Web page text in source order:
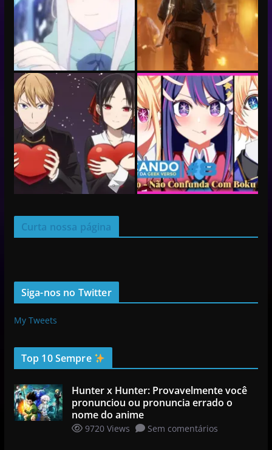
Curta nossa página
Siga-nos no Twitter
My Tweets
Top 10 Sempre
Hunter x Hunter: Provavelmente você
pronunciou ou pronuncia errado o
nome do anime
9720 Views Sem comentários